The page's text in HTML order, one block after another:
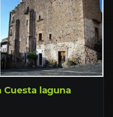
Cuesta laguna